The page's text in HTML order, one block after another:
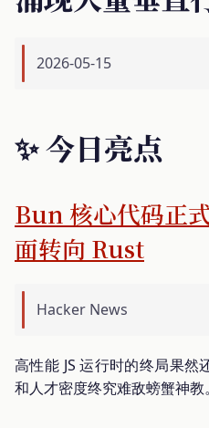
2026-05-15
✨ 今日亮点
Bun 核心代码正
面转向 Rust
Hacker News
高性能 JS 运行时的终局果
和人才密度终究难敌螃蟹神教。